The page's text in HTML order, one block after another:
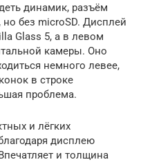
динамик, разъём
но без microSD. Дисплей
Glass 5, а в левом
камеры. Оно
немного левее,
в строке
проблема.
и лёгких
дисплею
и толщина